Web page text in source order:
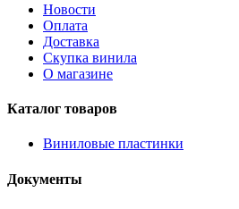
Новости
Оплата
Доставка
Скупка винила
О магазине
Каталог товаров
Виниловые пластинки
Документы